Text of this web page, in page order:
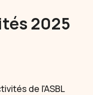
2025
de l'ASBL